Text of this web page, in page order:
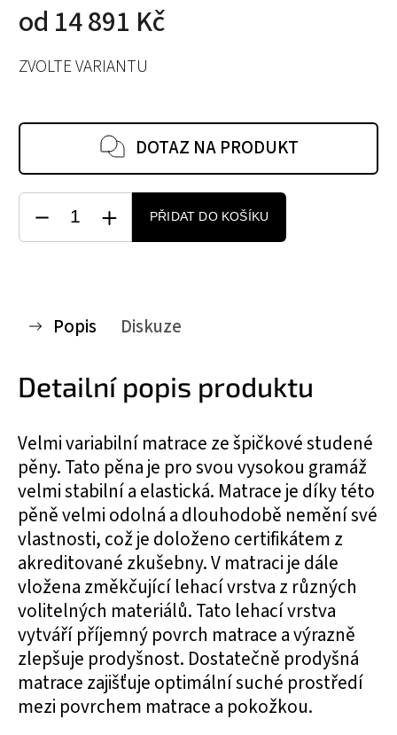
od 14 891 Kč
ZVOLTE VARIANTU
DOTAZ NA PRODUKT
PŘIDAT DO KOŠÍKU
Popis Diskuze
Detailní popis produktu
Velmi variabilní matrace ze špičkové studené
pěny. Tato pěna je pro svou vysokou gramáž
velmi stabilní a elastická. Matrace je díky této
pěně velmi odolná a dlouhodobě nemění své
vlastnosti, což je doloženo certifikátem z
akreditované zkušebny. V matraci je dále
vložena změkčující lehací vrstva z různých
volitelných materiálů. Tato lehací vrstva
vytváří příjemný povrch matrace a výrazně
zlepšuje prodyšnost. Dostatečně prodyšná
matrace zajišťuje optimální suché prostředí
mezi povrchem matrace a pokožkou.